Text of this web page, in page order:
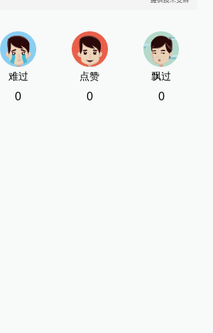
难过
0
点赞
0
飘过
0